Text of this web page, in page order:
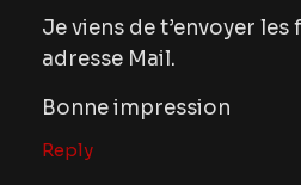
Je viens de t’envoyer
adresse Mail.
Bonne impression
Reply